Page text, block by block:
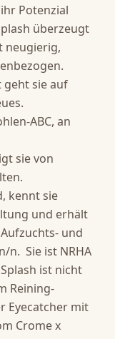
Potenzial
überzeugt
neugierig,
geht sie auf
ABC, an
sie von
kennt sie
und erhält
und
n.  Sie ist NRHA
ist nicht
Reining-
Eyecatcher mit
Crome x